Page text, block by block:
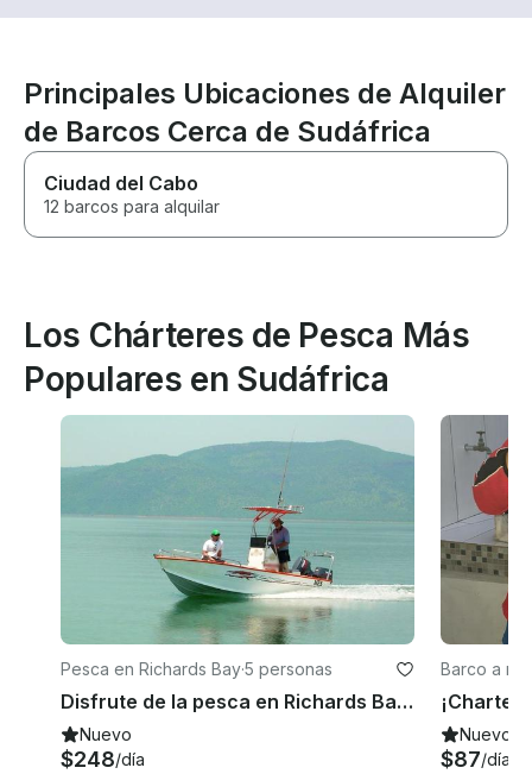
Principales Ubicaciones de Alquiler
de Barcos Cerca de Sudáfrica
Ciudad del Cabo
12 barcos para alquilar
Los Chárteres de Pesca Más
Populares en Sudáfrica
Pesca en Richards Bay·5 personas
Disfrute de la pesca en Richards Bay, Sudáfrica, en la consola central
Nuevo
$248/día
Barco a
Nuevo
$87/día